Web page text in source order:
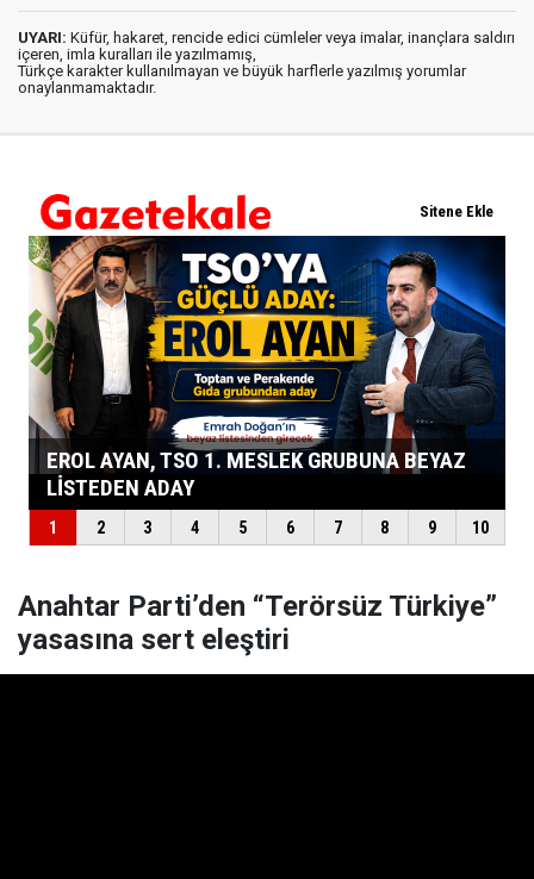
UYARI: Küfür, hakaret, rencide edici cümleler veya imalar, inançlara saldırı
içeren, imla kuralları ile yazılmamış,
Türkçe karakter kullanılmayan ve büyük harflerle yazılmış yorumlar
onaylanmamaktadır.
Anahtar Parti’den “Terörsüz Türkiye”
yasasına sert eleştiri